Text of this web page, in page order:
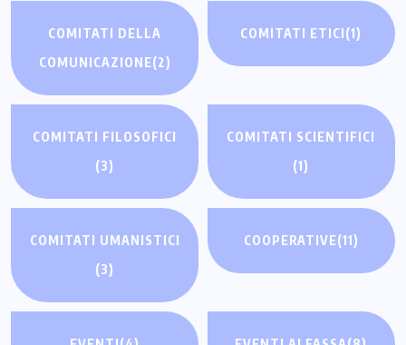
COMITATI DELLA
COMUNICAZIONE(2)
COMITATI ETICI(1)
COMITATI FILOSOFICI
(3)
COMITATI SCIENTIFICI
(1)
COMITATI UMANISTICI
(3)
COOPERATIVE(11)